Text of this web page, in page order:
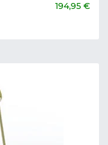
194,95 €